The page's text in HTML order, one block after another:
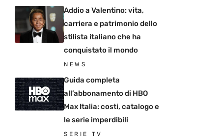
Addio a Valentino: vita,
carriera e patrimonio dello
stilista italiano che ha
conquistato il mondo
NEWS
Guida completa
all’abbonamento di HBO
Max Italia: costi, catalogo e
le serie imperdibili
SERIE TV